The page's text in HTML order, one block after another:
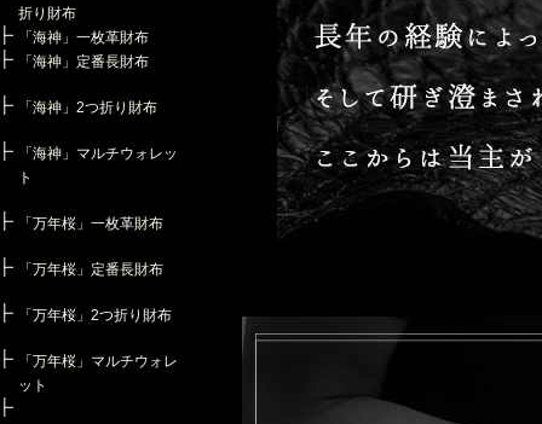
折り財布
「海神」一枚革財布
「海神」定番長財布
「海神」2つ折り財布
「海神」マルチウォレッ
ト
「万年桜」一枚革財布
「万年桜」定番長財布
「万年桜」2つ折り財布
「万年桜」マルチウォレ
ット